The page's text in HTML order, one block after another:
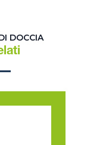
DOCCIA